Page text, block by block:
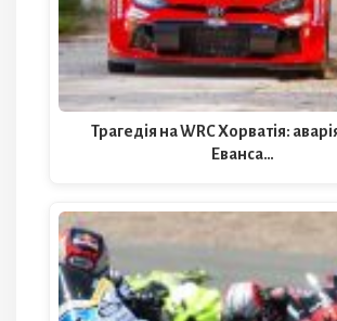
Трагедія на WRC Хорватія:
Еванса…